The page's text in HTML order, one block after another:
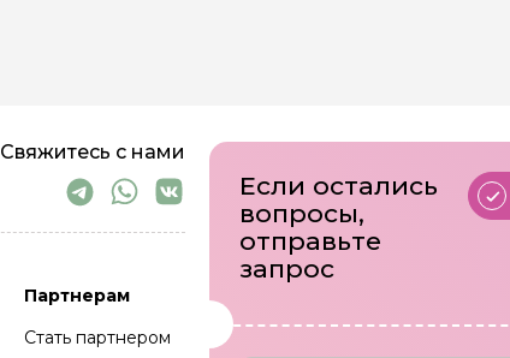
Свяжитесь с нами
Партнерам
Стать партнером
Если остались
вопросы,
отправьте
запрос